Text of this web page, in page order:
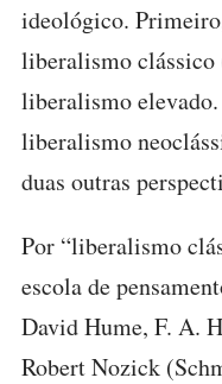
ideológico.
liberalismo
liberalismo
liberalismo
duas outras
Por “liberalismo
escola de
David Hume, F. A.
Robert Nozick